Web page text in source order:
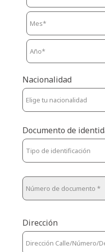
Nacionalidad
Documento de
Dirección